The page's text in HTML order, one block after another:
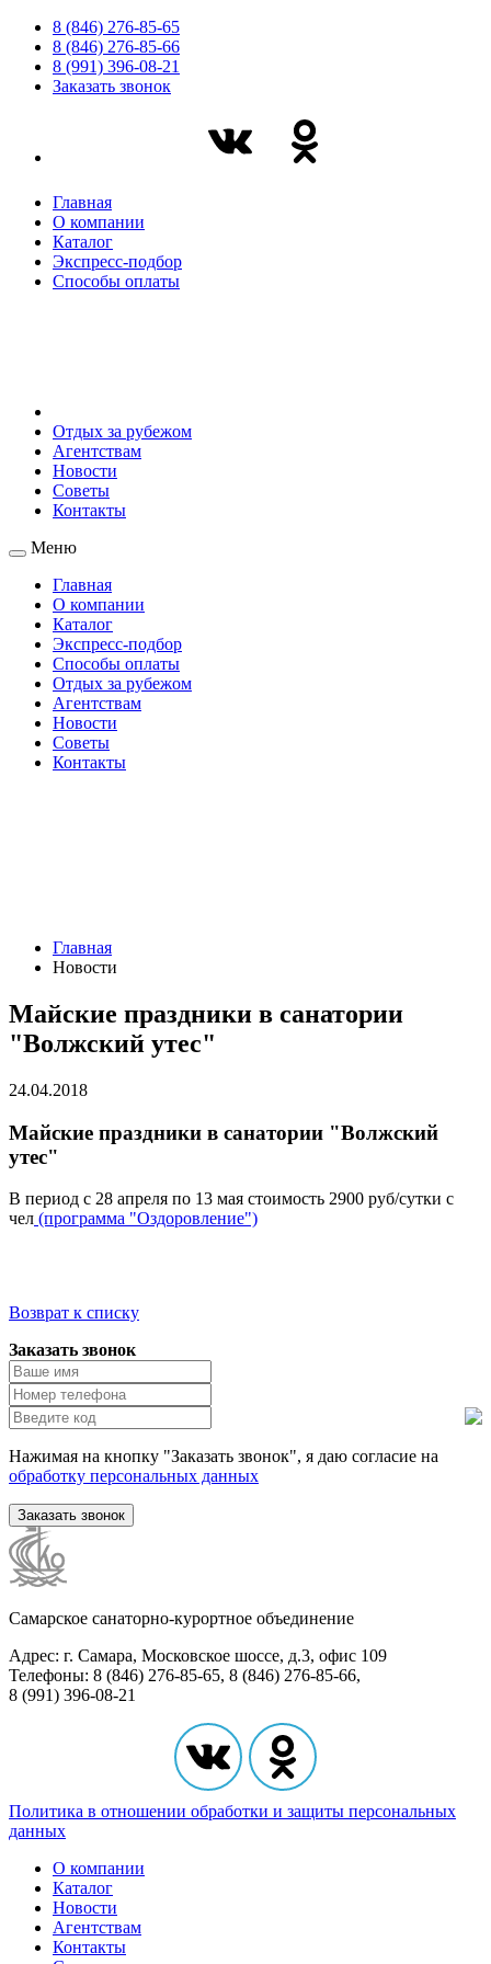
8 (846) 276-85-65
8 (846) 276-85-66
8 (991) 396-08-21
Заказать звонок
Главная
О компании
Каталог
Экспресс-подбор
Способы оплаты
Отдых за рубежом
Агентствам
Новости
Советы
Контакты
Меню
Главная
О компании
Каталог
Экспресс-подбор
Способы оплаты
Отдых за рубежом
Агентствам
Новости
Советы
Контакты
Главная
Новости
Майские праздники в санатории
"Волжский утес"
24.04.2018
Майские праздники в санатории "Волжский
утес"
В период с 28 апреля по 13 мая стоимость 2900 руб/сутки с
чел (программа "Оздоровление")
Возврат к списку
Заказать звонок
Нажимая на кнопку "Заказать звонок", я даю согласие на
обработку персональных данных
Заказать звонок
Самарское санаторно-курортное объединение
Адрес: г. Самара, Московское шоссе, д.3, офис 109
Телефоны: 8 (846) 276-85-65, 8 (846) 276-85-66,
8 (991) 396-08-21
Политика в отношении обработки и защиты персональных
данных
О компании
Каталог
Новости
Агентствам
Контакты